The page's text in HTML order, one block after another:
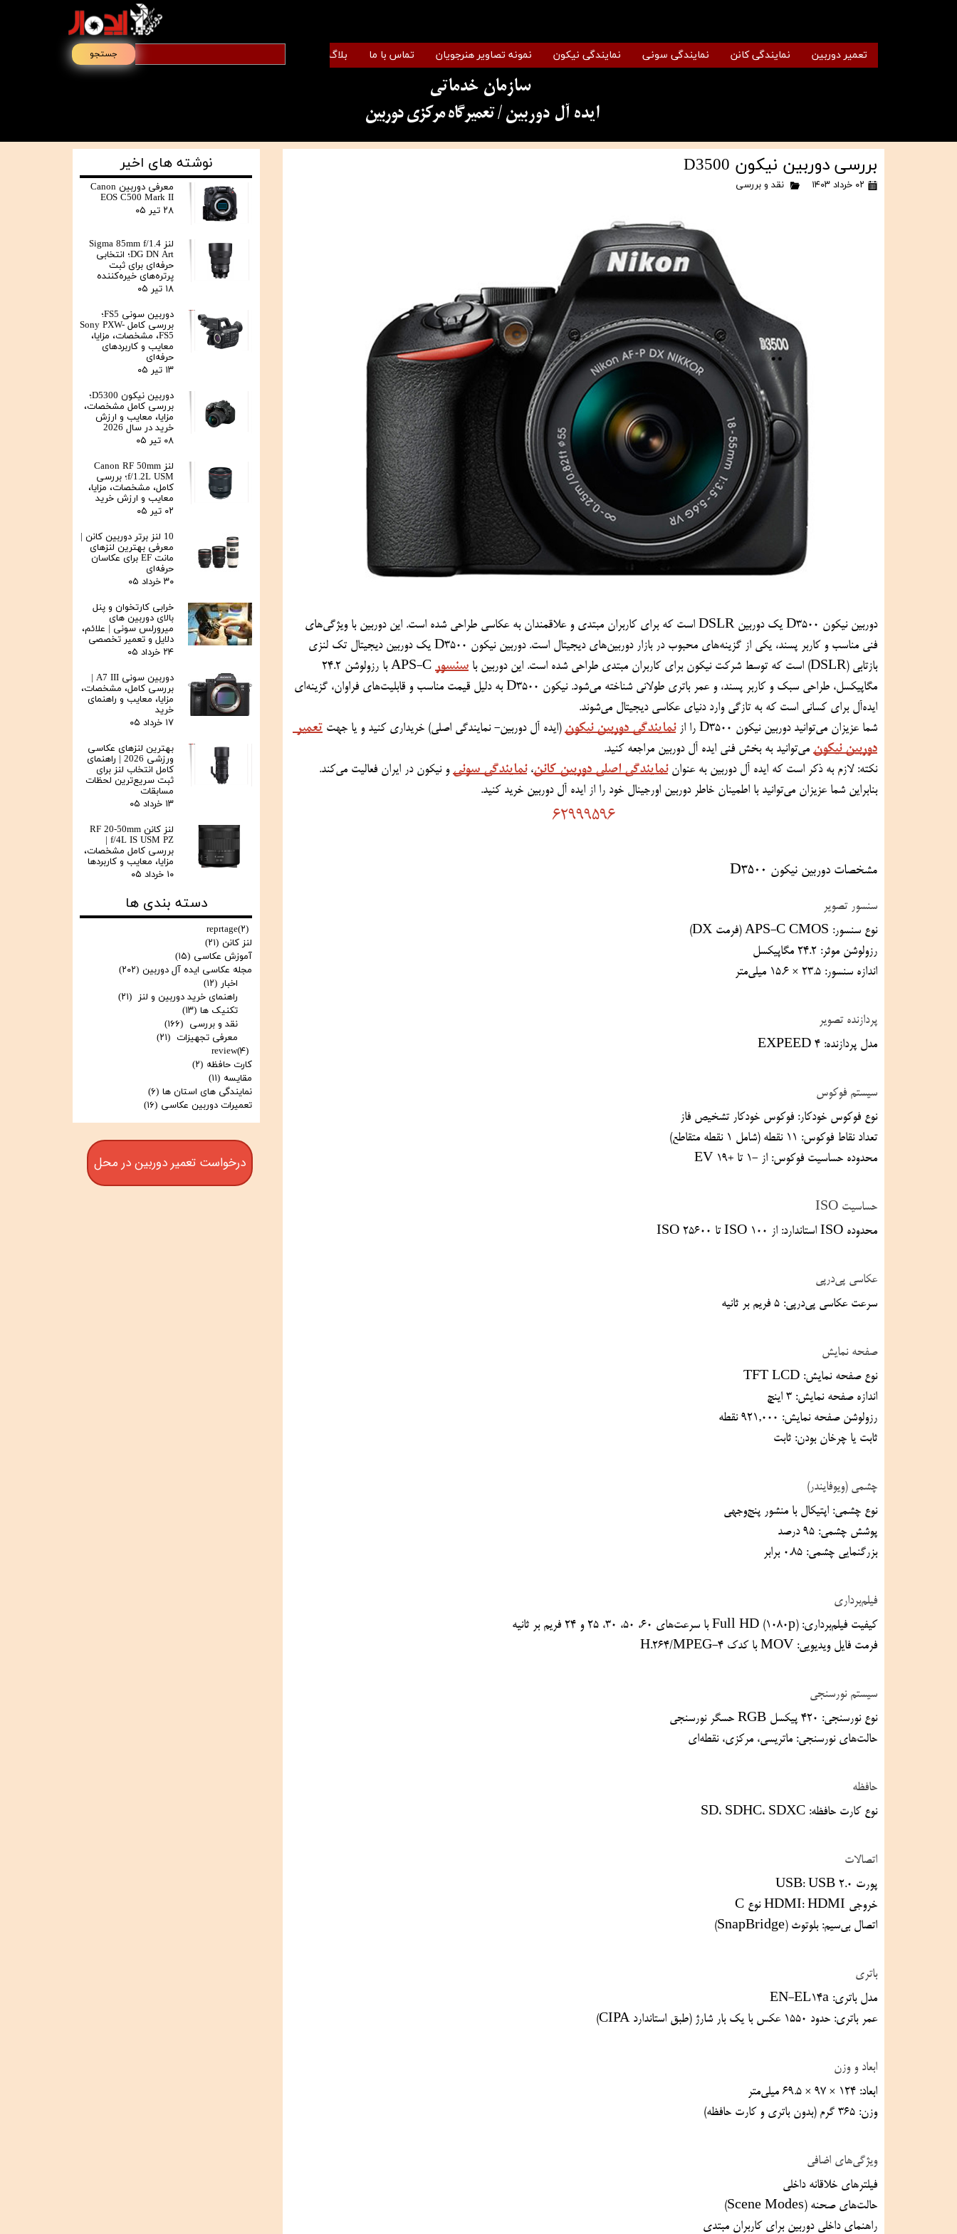
سازمان خدماتی
​​​​​​​ایده آل دوربین / تعمیرگاه مرکزی دوربین
جستجو تعمیر دوربین نمایندگی کانن نمایندگی سونی نمایندگی نیکون نمونه تصاویر هنرجویان تماس با ما بلاگ
بررسی دوربین نیکون D3500
۰۲ خرداد ۱۴۰۳ نقد و بررسی
بازتابی (DSLR) است که توسط شرکت نیکون برای کاربران مبتدی طراحی شده است. این دوربین با
سنسور
ایده‌آل برای کسانی است که به تازگی وارد دنیای عکاسی دیجیتال می‌شوند.
شما عزیزان می‌توانید
دوربین نیکون D3500 را از نمایندگی دوربین نیکون (ایده آل دوربین- نمایندگی اصلی) خریداری کنید و یا جهت
دوربین نیکون می‌توانید به بخش فنی ایده آل دوربین مراجعه کنید.
نکته: لازم به ذکر است که ایده آل دوربین به عنوان نمایندگی اصلی دوربین کانن، نمایندگی سونی
بنابراین شما عزیزان می‌توانید با اطمینان خاطر دوربین اورجینال خود را از ایده آل دوربین خرید کنید.
62999596
مشخصات دوربین نیکون D3500
سنسور تصویر
نوع سنسور: APS-C CMOS (فرمت DX)
رزولوشن موثر: ۲۴.۲ مگاپیکسل
اندازه سنسور: ۲۳.۵ × ۱۵.۶ میلی‌متر
پردازنده تصویر
مدل پردازنده: EXPEED 4
سیستم فوکوس
نوع فوکوس خودکار: فوکوس خودکار تشخیص فاز
تعداد نقاط فوکوس: ۱۱ نقطه (شامل ۱ نقطه متقاطع)
محدوده حساسیت فوکوس: از -۱ تا +۱۹ EV
حساسیت ISO
محدوده ISO استاندارد: از ISO 100 تا ISO 25600
عکاسی پی‌درپی
سرعت عکاسی پی‌درپی: ۵ فریم بر ثانیه
صفحه نمایش
نوع صفحه نمایش: TFT LCD
اندازه صفحه نمایش: ۳ اینچ
رزولوشن صفحه نمایش: ۹۲۱,۰۰۰ نقطه
ثابت یا چرخان بودن: ثابت
چشمی (ویوفایندر)
نوع چشمی: اپتیکال با منشور پنج‌وجهی
پوشش چشمی: ۹۵ درصد
بزرگنمایی چشمی: ۰.۸۵ برابر
فیلم‌برداری
کیفیت فیلم‌برداری: Full HD (1080p) با سرعت‌های ۶۰، ۵۰، ۳۰، ۲۵ و ۲۴ فریم بر ثانیه
فرمت فایل ویدیویی: MOV با کدک H.264/MPEG-4
سیستم نورسنجی
نوع نورسنجی: ۴۲۰ پیکسل RGB حسگر نورسنجی
حالت‌های نورسنجی: ماتریسی، مرکزی، نقطه‌ای
حافظه
نوع کارت حافظه: SD، SDHC، SDXC
اتصالات
پورت USB: USB 2.0
خروجی HDMI: HDMI نوع C
اتصال بی‌سیم: بلوتوث (SnapBridge)
باتری
مدل باتری: EN-EL14a
عمر باتری: حدود ۱۵۵۰ عکس با یک بار شارژ (طبق استاندارد CIPA)
ابعاد و وزن
ابعاد: ۱۲۴ × ۹۷ × ۶۹.۵ میلی‌متر
وزن: ۳۶۵ گرم (بدون باتری و کارت حافظه)
ویژگی‌های اضافی
فیلترهای خلاقانه داخلی
حالت‌های صحنه (Scene Modes)
راهنمای داخلی دوربین برای کاربران مبتدی
نوشته های اخیر
معرفی دوربین Canon
EOS C500 Mark II
۲۸ تیر ۰۵
لنز Sigma 85mm f/1.4
DG DN Art؛ انتخابی
حرفه‌ای برای ثبت
پرتره‌های خیره‌کننده
۱۸ تیر ۰۵
دوربین سونی FS5؛
بررسی کامل Sony PXW-
FS5، مشخصات، مزایا،
معایب و کاربردهای
حرفه‌ای
۱۳ تیر ۰۵
دوربین نیکون D5300؛
بررسی کامل مشخصات،
مزایا، معایب و ارزش
خرید در سال 2026
۰۸ تیر ۰۵
لنز Canon RF 50mm
f/1.2L USM؛ بررسی
کامل، مشخصات، مزایا،
معایب و ارزش خرید
۰۲ تیر ۰۵
10 لنز برتر دوربین کانن |
معرفی بهترین لنزهای
مانت EF برای عکاسان
حرفه‌ای
۳۰ خرداد ۰۵
خرابی کارتخوان و پنل
بالای دوربین‌ های
میرورلس سونی | علائم،
دلایل و تعمیر تخصصی
۲۴ خرداد ۰۵
بررسی کامل، مشخصات،
مزایا، معایب و راهنمای
خرید
۱۷ خرداد ۰۵
بهترین لنزهای عکاسی
ورزشی 2026 | راهنمای
کامل انتخاب لنز برای
ثبت سریع‌ترین لحظات
مسابقات
۱۳ خرداد ۰۵
لنز کانن RF 20-50mm
بررسی کامل مشخصات،
مزایا، معایب و کاربردها
۱۰ خرداد ۰۵
دسته بندی ها
reprtage(۲)
لنز کانن (۲۱)
آموزش عکاسی (۱۵)
مجله عکاسی ایده آل دوربین (۲۰۲)
اخبار (۱۲)
راهنمای خرید دوربین و لنز (۲۱)
تکنیک ها (۱۳)
نقد و بررسی (۱۶۶)
معرفی تجهیزات (۲۱)
review(۴)
کارت حافظه (۲)
مقایسه (۱۱)
نمایندگی های استان ها (۶)
تعمیرات دوربین عکاسی (۱۶)
درخواست تعمیر دوربین در محل